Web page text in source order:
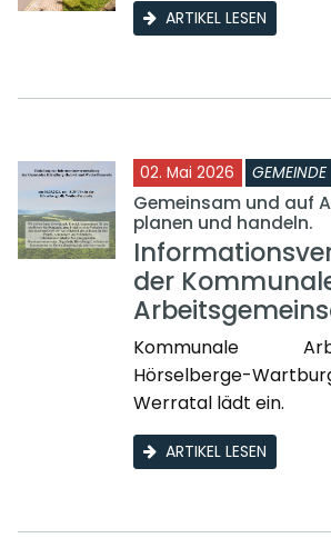
ARTIKEL LESEN
02. Mai 2026 GEMEINDE
Gemeinsam und auf
planen und handeln.
der
Kommunale
Hörselberge-
Werratal lädt ein.
ARTIKEL LESEN